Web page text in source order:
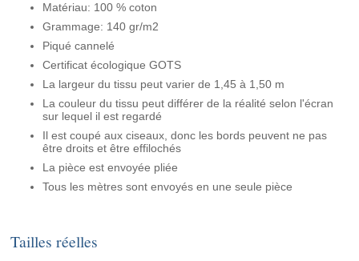
Matériau: 100 % coton
Grammage: 140 gr/m2
Piqué cannelé
Certificat écologique GOTS
La largeur du tissu peut varier de 1,45 à 1,50 m
La couleur du tissu peut différer de la réalité selon l'écran
sur lequel il est regardé
Il est coupé aux ciseaux, donc les bords peuvent ne pas
être droits et être effilochés
La pièce est envoyée pliée
Tous les mètres sont envoyés en une seule pièce
Tailles réelles